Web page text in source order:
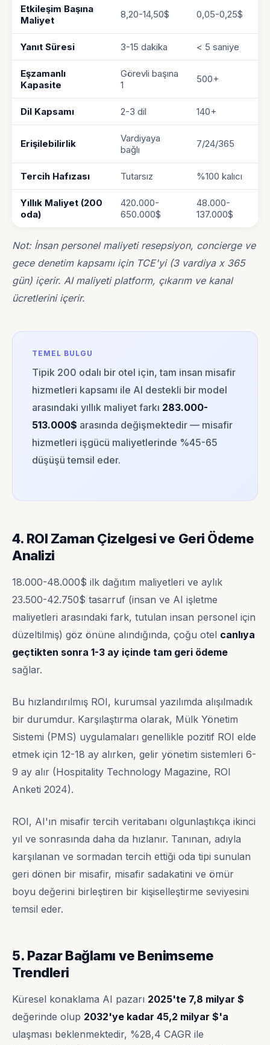
Etkileşim Başına
Maliyet
8,20-14,50$ 0,05-0,25$
Yanıt Süresi 3-15 dakika < 5 saniye
Eşzamanlı
Kapasite
Görevli başına
1
500+
Dil Kapsamı 2-3 dil 140+
Erişilebilirlik
Vardiyaya
bağlı
7/24/365
Tercih Hafızası Tutarsız %100 kalıcı
Yıllık Maliyet (200
oda)
420.000-
650.000$
48.000-
137.000$
Not: İnsan personel maliyeti resepsiyon, concierge ve
gece denetim kapsamı için TCE'yi (3 vardiya x 365
gün) içerir. AI maliyeti platform, çıkarım ve kanal
ücretlerini içerir.
TEMEL BULGU
Tipik 200 odalı bir otel için, tam insan misafir
hizmetleri kapsamı ile AI destekli bir model
arasındaki yıllık maliyet farkı 283.000-
513.000$ arasında değişmektedir — misafir
hizmetleri işgücü maliyetlerinde %45-65
düşüşü temsil eder.
4. ROI Zaman Çizelgesi ve Geri Ödeme
Analizi
18.000-48.000$ ilk dağıtım maliyetleri ve aylık
23.500-42.750$ tasarruf (insan ve AI işletme
maliyetleri arasındaki fark, tutulan insan personel için
düzeltilmiş) göz önüne alındığında, çoğu otel canlıya
geçtikten sonra 1-3 ay içinde tam geri ödeme
sağlar.
Bu hızlandırılmış ROI, kurumsal yazılımda alışılmadık
bir durumdur. Karşılaştırma olarak, Mülk Yönetim
Sistemi (PMS) uygulamaları genellikle pozitif ROI elde
etmek için 12-18 ay alırken, gelir yönetim sistemleri 6-
9 ay alır (Hospitality Technology Magazine, ROI
Anketi 2024).
ROI, AI'ın misafir tercih veritabanı olgunlaştıkça ikinci
yıl ve sonrasında daha da hızlanır. Tanınan, adıyla
karşılanan ve sormadan tercih ettiği oda tipi sunulan
geri dönen bir misafir, misafir sadakatini ve ömür
boyu değerini birleştiren bir kişiselleştirme seviyesini
temsil eder.
5. Pazar Bağlamı ve Benimseme
Trendleri
Küresel konaklama AI pazarı 2025'te 7,8 milyar $
değerinde olup 2032'ye kadar 45,2 milyar $'a
ulaşması beklenmektedir, %28,4 CAGR ile